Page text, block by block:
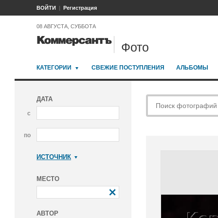
ВОЙТИ Регистрация
08 АВГУСТА, СУББОТА
Фото
КАТЕГОРИИ СВЕЖИЕ ПОСТУПЛЕНИЯ АЛЬБОМЫ
ДАТА
с
по
ИСТОЧНИК
МЕСТО
АВТОР